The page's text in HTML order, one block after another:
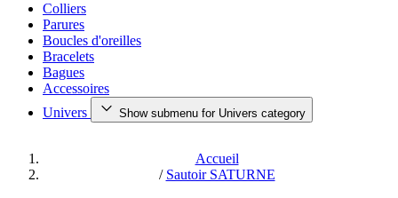
Colliers
Parures
Boucles d'oreilles
Bracelets
Bagues
Accessoires
Univers
Show submenu for Univers category
Accueil
/ Sautoir SATURNE